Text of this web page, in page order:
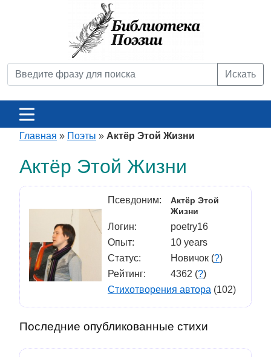
Искать
Главная » Поэты » Актёр Этой Жизни
Актёр Этой Жизни
Псевдоним:
Актёр Этой
Жизни
Логин:
poetry16
Опыт:
10 years
Статус:
Новичок (?)
Рейтинг:
4362 (?)
Стихотворения автора (102)
Последние опубликованные стихи